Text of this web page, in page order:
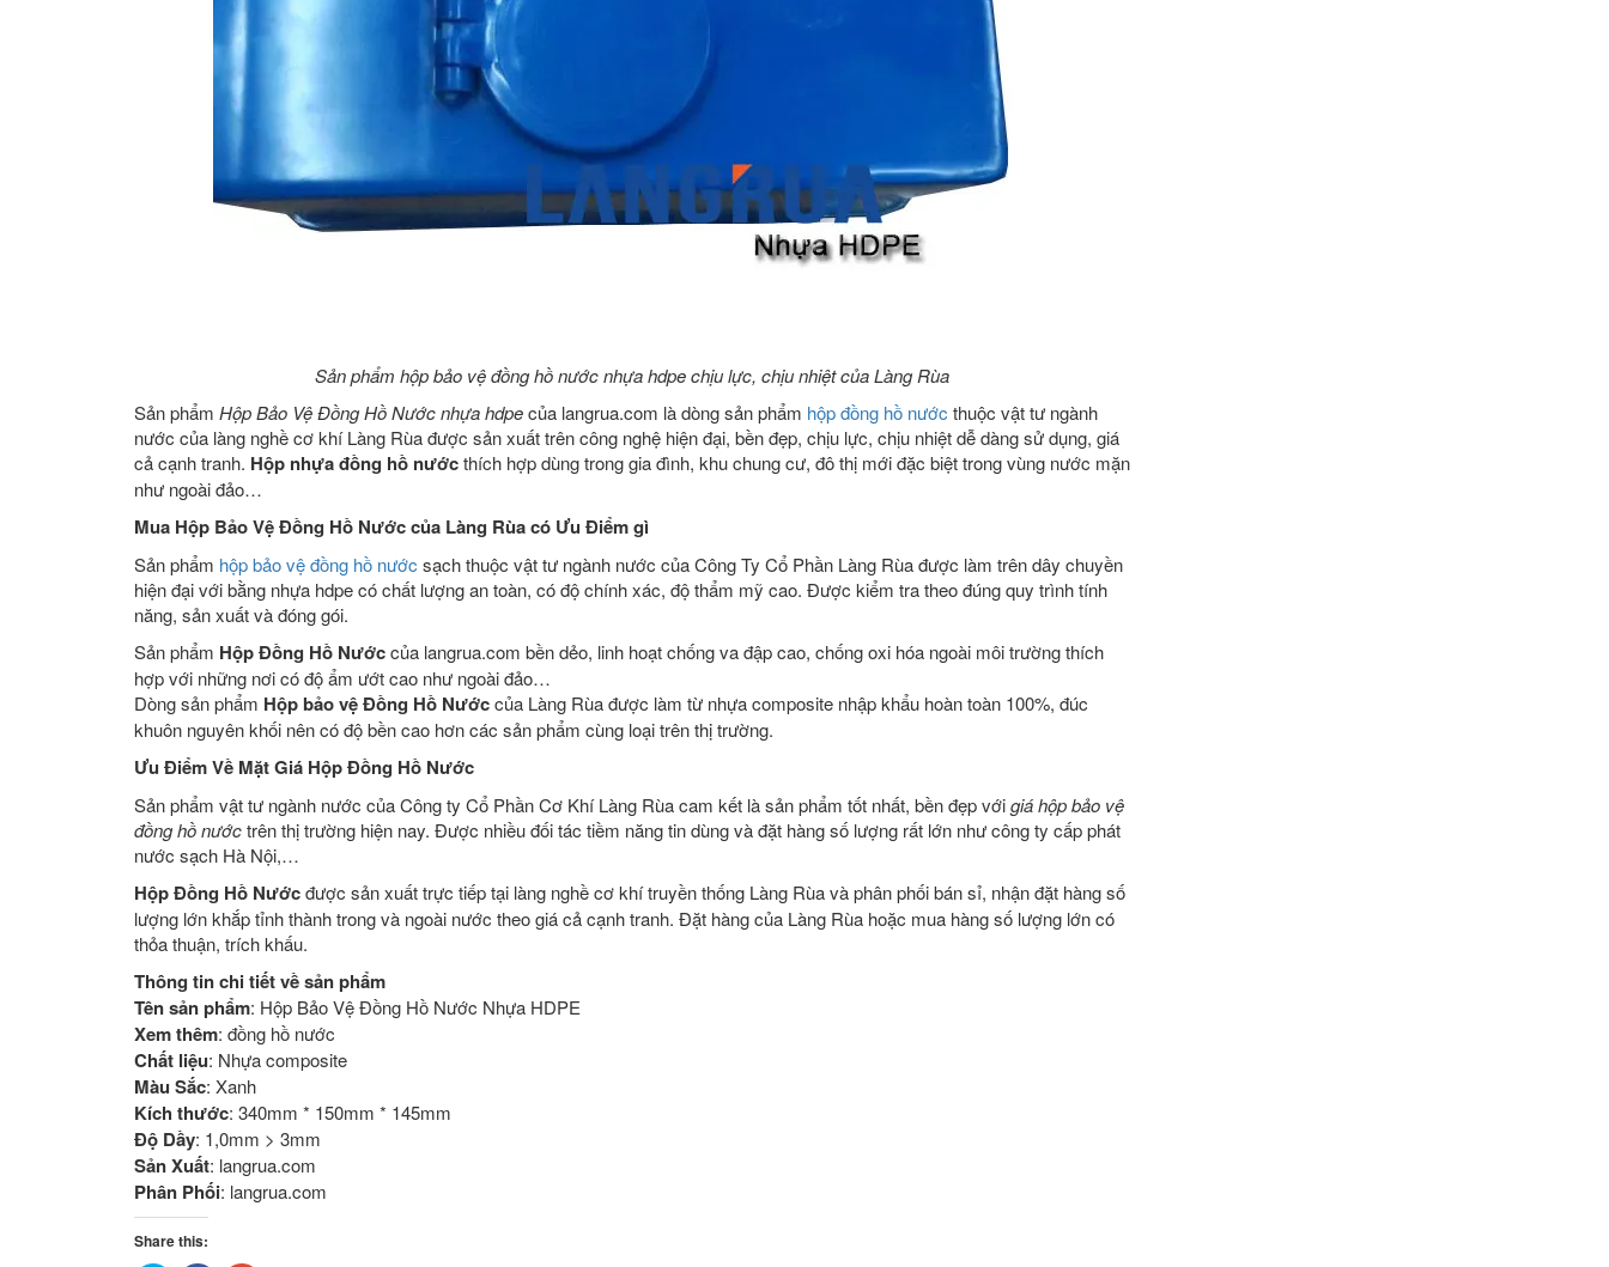
Sản phẩm hộp bảo vệ đồng hồ nước nhựa hdpe chịu lực, chịu nhiệt của Làng Rùa
Sản phẩm Hộp Bảo Vệ Đồng Hồ Nước nhựa hdpecủa langrua.com là dòng sản phẩm hộp đồng hồ nước thuộc vật tư ngành
nước của làng nghề cơ khí Làng Rùa được sản xuất trên công nghệ hiện đại, bền đẹp, chịu lực, chịu nhiệt dễ dàng sử dụng, giá
cả cạnh tranh. Hộp nhựa đồng hồ nướcthích hợp dùng trong gia đình, khu chung cư, đô thị mới đặc biệt trong vùng nước mặn
như ngoài đảo…
Mua Hộp Bảo Vệ Đồng Hồ Nước của Làng Rùa có Ưu Điểm gì
Sản phẩm hộp bảo vệ đồng hồ nước sạch thuộc vật tư ngành nước của Công Ty Cổ Phần Làng Rùa được làm trên dây chuyền
hiện đại với bằng nhựa hdpe có chất lượng an toàn, có độ chính xác, độ thẩm mỹ cao. Được kiểm tra theo đúng quy trình tính
năng, sản xuất và đóng gói.
Sản phẩm Hộp Đồng Hồ Nướccủa langrua.com bền dẻo, linh hoạt chống va đập cao, chống oxi hóa ngoài môi trường thích
hợp với những nơi có độ ẩm ướt cao như ngoài đảo…
Dòng sản phẩm Hộp bảo vệ Đồng Hồ Nướccủa Làng Rùa được làm từ nhựa composite nhập khẩu hoàn toàn 100%, đúc
khuôn nguyên khối nên có độ bền cao hơn các sản phẩm cùng loại trên thị trường.
Ưu Điểm Về Mặt Giá Hộp Đồng Hồ Nước
Sản phẩm vật tư ngành nước của Công ty Cổ Phần Cơ Khí Làng Rùa cam kết là sản phẩm tốt nhất, bền đẹp vớigiá hộp bảo vệ
đồng hồ nướctrên thị trường hiện nay. Được nhiều đối tác tiềm năng tin dùng và đặt hàng số lượng rất lớn như công ty cấp phát
nước sạch Hà Nội,…
Hộp Đồng Hồ Nướcđược sản xuất trực tiếp tại làng nghề cơ khí truyền thống Làng Rùa và phân phối bán sỉ, nhận đặt hàng số
lượng lớn khắp tỉnh thành trong và ngoài nước theo giá cả cạnh tranh. Đặt hàng của Làng Rùa hoặc mua hàng số lượng lớn có
thỏa thuận, trích khấu.
Thông tin chi tiết về sản phẩm
Tên sản phẩm: Hộp Bảo Vệ Đồng Hồ Nước Nhựa HDPE
Xem thêm: đồng hồ nước
Chất liệu: Nhựa composite
Màu Sắc: Xanh
Kích thước: 340mm * 150mm * 145mm
Độ Dầy: 1,0mm > 3mm
Sản Xuất: langrua.com
Phân Phối: langrua.com
Share this: